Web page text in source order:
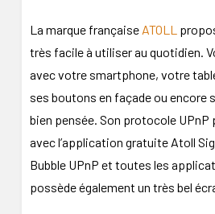
La marque française ATOLL
très facile à utiliser au quotidien.
avec votre smartphone, votre
ses boutons en façade ou encore
bien pensée. Son protocole UPnP
avec l’application gratuite Atoll
Bubble UPnP et toutes les
possède également un très bel